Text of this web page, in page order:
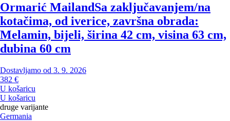
Ormarić MailandSa zaključavanjem/na
kotačima, od iverice, završna obrada:
Melamin, bijeli, širina 42 cm, visina 63 cm,
dubina 60 cm
Dostavljamo od 3. 9. 2026
382 €
U košaricu
U košaricu
druge varijante
Germania